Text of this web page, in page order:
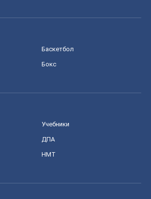
Баскетбол
Бокс
Учебники
ДПА
НМТ